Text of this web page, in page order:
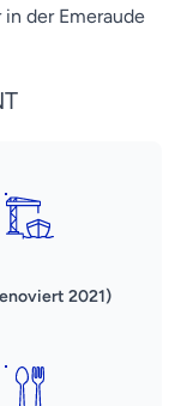
der Emeraude
2021)